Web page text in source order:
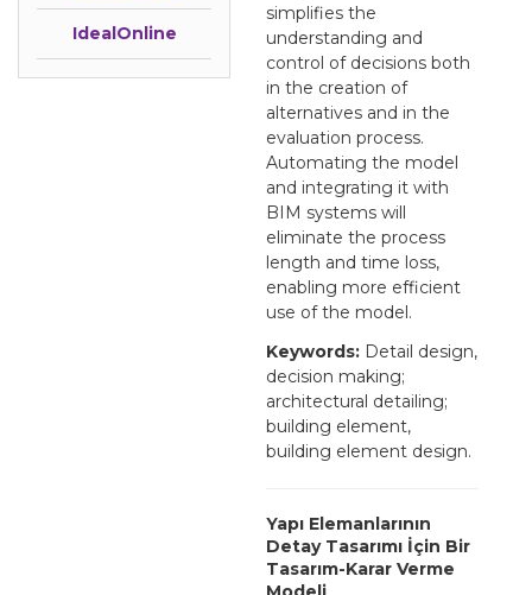
IdealOnline
simplifies the
understanding and
control of decisions both
in the creation of
alternatives and in the
evaluation process.
Automating the model
and integrating it with
BIM systems will
eliminate the process
length and time loss,
enabling more efficient
use of the model.
Keywords: Detail design,
decision making;
architectural detailing;
building element,
building element design.
Yapı Elemanlarının
Detay Tasarımı İçin Bir
Tasarım-Karar Verme